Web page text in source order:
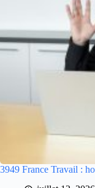
3949 France Travail :